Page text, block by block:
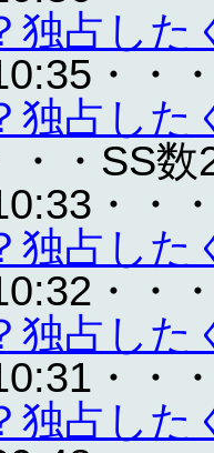
独占した
・・
独占した
・・SS数
・・
独占した
・・
独占した
・・
独占した